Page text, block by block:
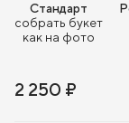
Стандарт
собрать букет
как на фото
2 250 ₽